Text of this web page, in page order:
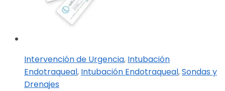
Intervención de Urgencia, Intubación
Endotraqueal, Intubación Endotraqueal,Sondas y
Drenajes